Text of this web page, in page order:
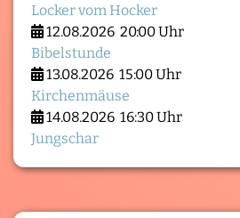
Locker vom Hocker
12.08.2026 20:00 Uhr
Bibelstunde
13.08.2026 15:00 Uhr
Kirchenmäuse
14.08.2026 16:30 Uhr
Jungschar